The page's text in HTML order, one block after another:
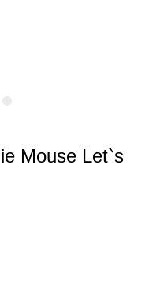
Mouse Let`s